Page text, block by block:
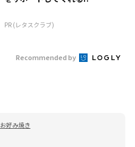
PR (レタスクラブ)
Recommended by
お好み焼き